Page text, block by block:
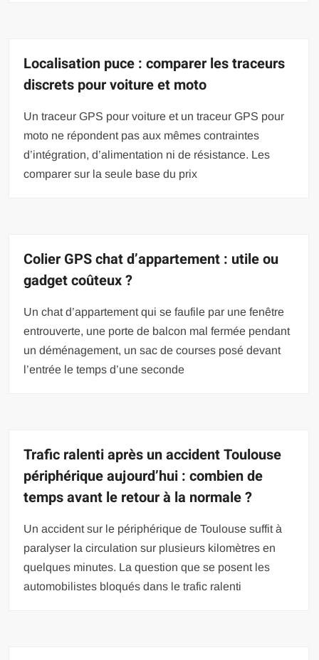
Localisation puce : comparer les traceurs
discrets pour voiture et moto
Un traceur GPS pour voiture et un traceur GPS pour
moto ne répondent pas aux mêmes contraintes
d’intégration, d’alimentation ni de résistance. Les
comparer sur la seule base du prix
Colier GPS chat d’appartement : utile ou
gadget coûteux ?
Un chat d’appartement qui se faufile par une fenêtre
entrouverte, une porte de balcon mal fermée pendant
un déménagement, un sac de courses posé devant
l’entrée le temps d’une seconde
Trafic ralenti après un accident Toulouse
périphérique aujourd’hui : combien de
temps avant le retour à la normale ?
Un accident sur le périphérique de Toulouse suffit à
paralyser la circulation sur plusieurs kilomètres en
quelques minutes. La question que se posent les
automobilistes bloqués dans le trafic ralenti